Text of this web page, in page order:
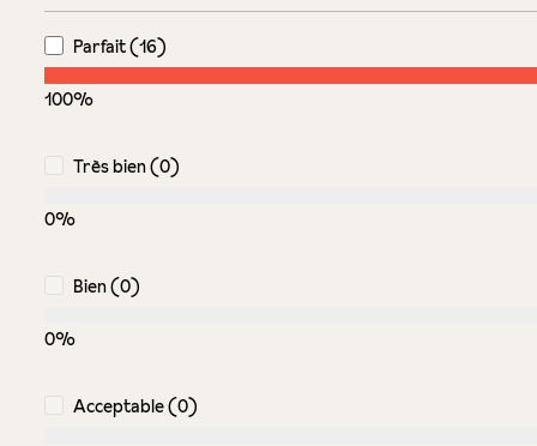
Parfait (16)
100%
Très bien (0)
0%
Bien (0)
0%
Acceptable (0)